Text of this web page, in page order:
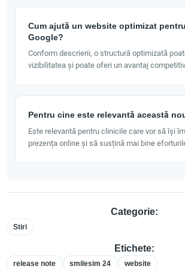
Cum ajută un website optimizat
Google?
Conform descrierii, o structură optimizată
vizibilitatea și poate oferi un avantaj
Pentru cine este relevantă această
Este relevantă pentru clinicile care vor să își
prezența online și să susțină mai bine
Categorie:
Stiri
Etichete:
release note smilesim 24 website